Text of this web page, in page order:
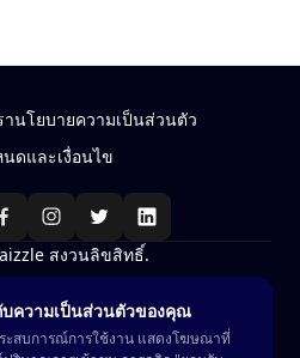
านโยบายความเป็นส่วนตัว
ดและเงื่อนไข
สงวนลิขสิทธิ์.
ค้าในประเทศไทย
บความเป็นส่วนตัวของคุณ
ะสบการณ์การใช้งาน แสดงโฆษณาที่